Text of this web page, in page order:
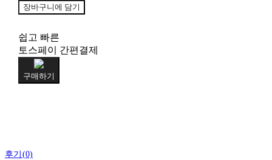
장바구니에 담기
쉽고 빠른
토스페이 간편결제
구매하기
후기(0)